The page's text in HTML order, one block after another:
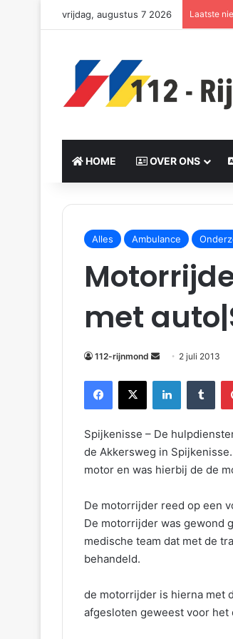
vrijdag, augustus 7 2026 Laatste
HOME OVER ONS
Alles Ambulance
met
112-rijnmond 2 juli 2013
Facebook X LinkedIn Tumblr Pinterest
Spijkenisse – De
de Akkersweg in
motor en was hierbij de de
De motorrijder reed op een
De motorrijder was gewond
medische team dat met de
behandeld.
de motorrijder is hierna met
afgesloten geweest voor het